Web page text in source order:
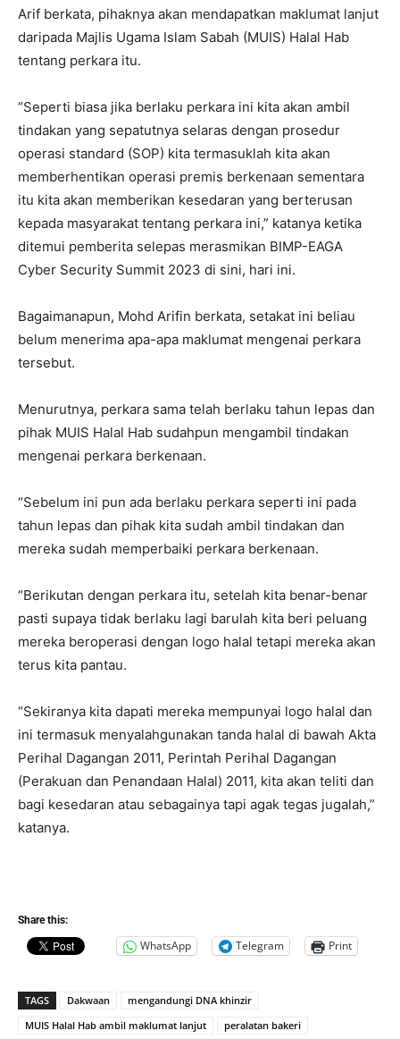
Arif berkata, pihaknya akan mendapatkan maklumat lanjut
daripada Majlis Ugama Islam Sabah (MUIS) Halal Hab
tentang perkara itu.
“Seperti biasa jika berlaku perkara ini kita akan ambil
tindakan yang sepatutnya selaras dengan prosedur
operasi standard (SOP) kita termasuklah kita akan
memberhentikan operasi premis berkenaan sementara
itu kita akan memberikan kesedaran yang berterusan
kepada masyarakat tentang perkara ini,” katanya ketika
ditemui pemberita selepas merasmikan BIMP-EAGA
Cyber Security Summit 2023 di sini, hari ini.
Bagaimanapun, Mohd Arifin berkata, setakat ini beliau
belum menerima apa-apa maklumat mengenai perkara
tersebut.
Menurutnya, perkara sama telah berlaku tahun lepas dan
pihak MUIS Halal Hab sudahpun mengambil tindakan
mengenai perkara berkenaan.
“Sebelum ini pun ada berlaku perkara seperti ini pada
tahun lepas dan pihak kita sudah ambil tindakan dan
mereka sudah memperbaiki perkara berkenaan.
“Berikutan dengan perkara itu, setelah kita benar-benar
pasti supaya tidak berlaku lagi barulah kita beri peluang
mereka beroperasi dengan logo halal tetapi mereka akan
terus kita pantau.
“Sekiranya kita dapati mereka mempunyai logo halal dan
ini termasuk menyalahgunakan tanda halal di bawah Akta
Perihal Dagangan 2011, Perintah Perihal Dagangan
(Perakuan dan Penandaan Halal) 2011, kita akan teliti dan
bagi kesedaran atau sebagainya tapi agak tegas jugalah,”
katanya.
Share this:
WhatsApp Telegram Print
TAGS Dakwaan
mengandungi DNA khinzir
MUIS Halal Hab ambil maklumat lanjut
peralatan bakeri